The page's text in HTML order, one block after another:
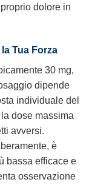
dolore in
Tua Forza
30 mg,
dipende
individuale del
dose massima
avversi.
è
bassa efficace e
osservazione